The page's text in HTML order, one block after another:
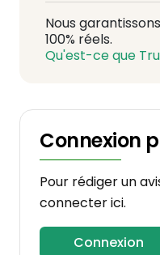
Nous
100% réels.
Qu'est-ce que
Connexion
Pour rédiger un
connecter ici.
Connexion